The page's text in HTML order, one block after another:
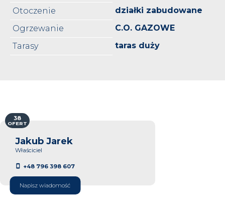
Otoczenie
działki zabudowane
Ogrzewanie
C.O. GAZOWE
Tarasy
taras duży
Jakub Jarek
Właściciel
+48 796 398 607
Napisz wiadomość
38
OFERT